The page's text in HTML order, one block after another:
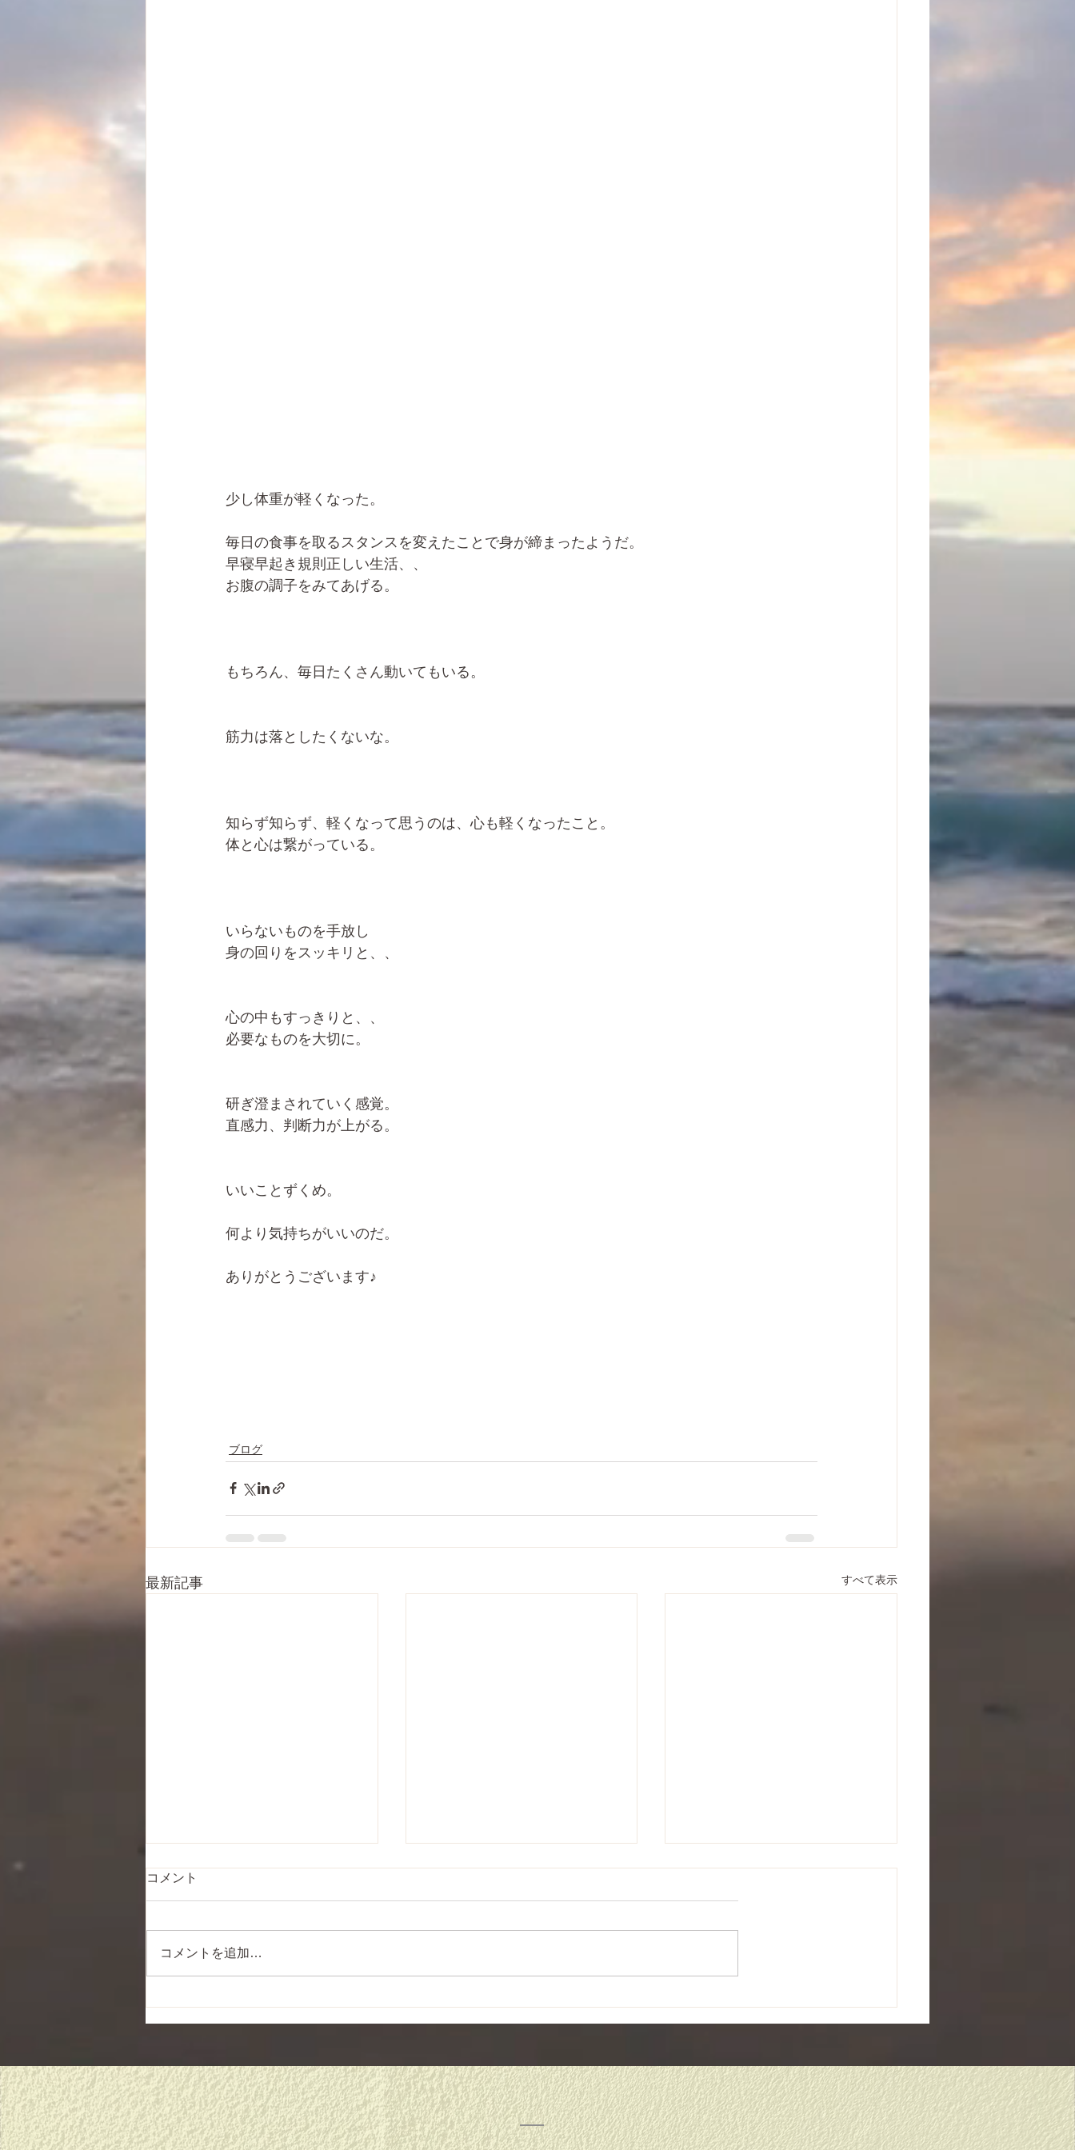
少し体重が軽くなった。
毎日の食事を取るスタンスを変えたことで身が締まったようだ。
早寝早起き規則正しい生活、、
お腹の調子をみてあげる。
もちろん、毎日たくさん動いてもいる。
筋力は落としたくないな。
知らず知らず、軽くなって思うのは、心も軽くなったこと。
体と心は繋がっている。
いらないものを手放し
身の回りをスッキリと、、
心の中もすっきりと、、
必要なものを大切に。
研ぎ澄まされていく感覚。
直感力、判断力が上がる。
いいことずくめ。
何より気持ちがいいのだ。
ありがとうございます♪
ブログ
最新記事 すべて表示
コメント
コメントを追加…